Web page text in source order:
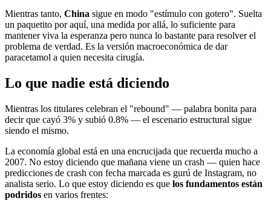
Mientras tanto, China sigue en modo "estímulo con gotero". Suelta
un paquetito por aquí, una medida por allá, lo suficiente para
mantener viva la esperanza pero nunca lo bastante para resolver el
problema de verdad. Es la versión macroeconómica de dar
paracetamol a quien necesita cirugía.
Lo que nadie está diciendo
Mientras los titulares celebran el "rebound" — palabra bonita para
decir que cayó 3% y subió 0.8% — el escenario estructural sigue
siendo el mismo.
La economía global está en una encrucijada que recuerda mucho a
2007. No estoy diciendo que mañana viene un crash — quien hace
predicciones de crash con fecha marcada es gurú de Instagram, no
analista serio. Lo que estoy diciendo es que los fundamentos están
podridos en varios frentes: